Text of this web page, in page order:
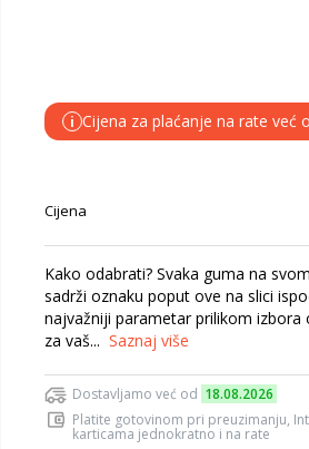
i Cijena za plaćanje na rate već
Cijena
Kako odabrati? Svaka guma na
sadrži oznaku poput ove na slici
najvažniji parametar prilikom izbora
za vaš... Saznaj više
Dostavljamo već od 18.08.2026
Platite gotovinom pri preuzimanju,
karticama jednokratno i na rate